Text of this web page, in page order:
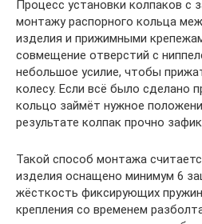
Процесс установки колпаков с
монтажу распорного кольца
изделия и прижимными
совмещение отверстий с
небольшое усилие, чтобы
колесу. Если всё было сделано
кольцо займёт нужное
результате колпак прочно
Такой способ монтажа
изделия оснащено минимум 6
жёсткость фиксирующих
крепления со временем